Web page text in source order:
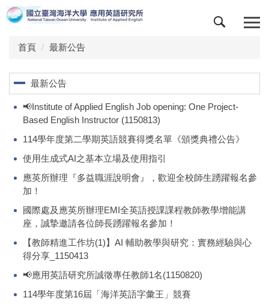
跳
到
容
首頁 最新公告
最新公告
📢Institute of Applied English Job opening: One Project-
Based English Instructor (1150813)
114學年度第二學期英語競賽得獎名單《頒獎典禮公告》
使用生成式AI之基本立場及使用指引
應英所辦理『多益職涯說明會』，歡迎全校師生踴躍報名參
加！
國際處及應英所辦理EMI全英語授課課程教師教學增能講
座，誠摯邀請各位師長踴躍報名參加！
【教師精進工作坊(1)】AI 輔助教學與研究：實務經驗與心
得分享_1150413
📢應用英語研究所誠徵專任教師1名(1150820)
114學年度第16屆「海洋英語字彙王」競賽